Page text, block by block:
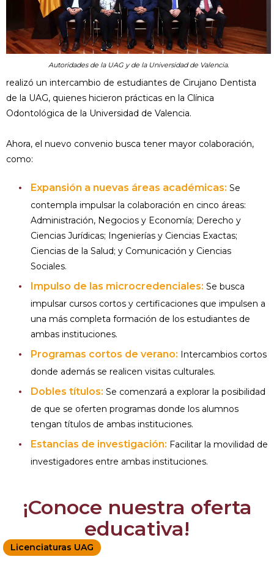
Autoridades de la UAG y de la Universidad de Valencia.
realizó un intercambio de estudiantes de Cirujano Dentista
de la UAG, quienes hicieron prácticas en la Clínica
Odontológica de la Universidad de Valencia.
Ahora, el nuevo convenio busca tener mayor colaboración,
como:
Expansión a nuevas áreas académicas: Se
contempla impulsar la colaboración en cinco áreas:
Administración, Negocios y Economía; Derecho y
Ciencias Jurídicas; Ingenierías y Ciencias Exactas;
Ciencias de la Salud; y Comunicación y Ciencias
Sociales.
Impulso de las microcredenciales: Se busca
impulsar cursos cortos y certificaciones que impulsen a
una más completa formación de los estudiantes de
ambas instituciones.
Programas cortos de verano: Intercambios cortos
donde además se realicen visitas culturales.
Dobles títulos: Se comenzará a explorar la posibilidad
de que se oferten programas donde los alumnos
tengan títulos de ambas instituciones.
Estancias de investigación: Facilitar la movilidad de
investigadores entre ambas instituciones.
¡Conoce nuestra oferta
educativa!
Licenciaturas UAG